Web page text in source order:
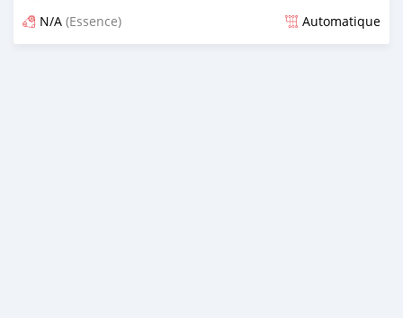
N/A (Essence) Automatique